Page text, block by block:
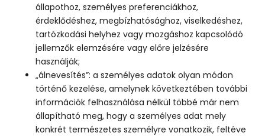
állapothoz, személyes preferenciákhoz,
érdeklődéshez, megbízhatósághoz, viselkedéshez,
tartózkodási helyhez vagy mozgáshoz kapcsolódó
jellemzők elemzésére vagy előre jelzésére
használják;
„álnevesítés”: a személyes adatok olyan módon
történő kezelése, amelynek következtében további
információk felhasználása nélkül többé már nem
állapítható meg, hogy a személyes adat mely
konkrét természetes személyre vonatkozik, feltéve